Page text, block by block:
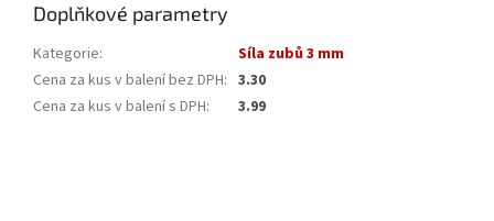
Doplňkové parametry
Kategorie:
Síla zubů 3 mm
Cena za kus v balení bez DPH: 3.30
Cena za kus v balení s DPH: 3.99